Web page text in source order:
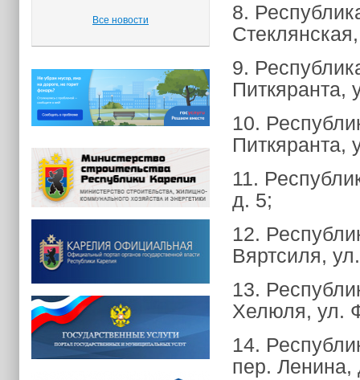
Все новости
8.
9.
Питкяранта,
10.
Питкяранта,
11.
д. 5;
12.
Вяртсиля,
13.
Хелюля, ул.
14.
пер. Ленина,